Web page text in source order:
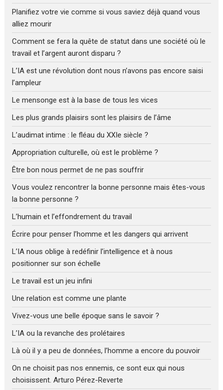
Planifiez votre vie comme si vous saviez déjà quand vous
alliez mourir
Comment se fera la quête de statut dans une société où le
travail et l’argent auront disparu ?
L’IA est une révolution dont nous n’avons pas encore saisi
l’ampleur
Le mensonge est à la base de tous les vices
Les plus grands plaisirs sont les plaisirs de l’âme
L’audimat intime : le fléau du XXIe siècle ?
Appropriation culturelle, où est le problème ?
Être bon nous permet de ne pas souffrir
Vous voulez rencontrer la bonne personne mais êtes-vous
la bonne personne ?
L’humain et l’effondrement du travail
Écrire pour penser l’homme et les dangers qui arrivent
L’IA nous oblige à redéfinir l’intelligence et à nous
positionner sur son échelle
Le travail est un jeu infini
Une relation est comme une plante
Vivez-vous une belle époque sans le savoir ?
L’IA ou la revanche des prolétaires
Là où il y a peu de données, l’homme a encore du pouvoir
On ne choisit pas nos ennemis, ce sont eux qui nous
choisissent. Arturo Pérez-Reverte